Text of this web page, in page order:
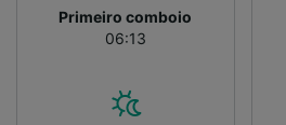
Primeiro comboio
06:13